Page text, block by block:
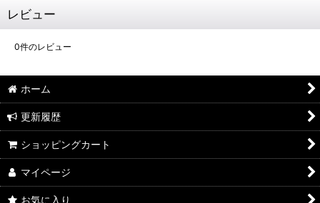
レビュー
0件のレビュー
ホーム
更新履歴
ショッピングカート
マイページ
お気に入り